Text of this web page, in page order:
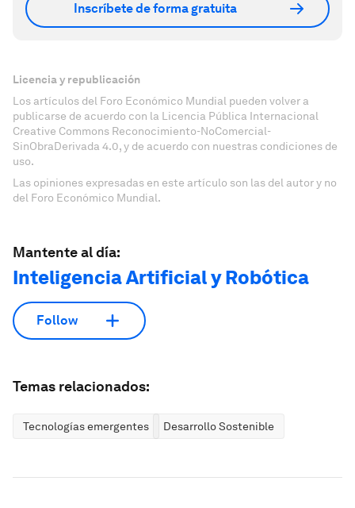
Inscríbete de forma gratuita
Licencia y republicación
Los artículos del Foro Económico Mundial pueden volver a
publicarse de acuerdo con la Licencia Pública Internacional
Creative Commons Reconocimiento-NoComercial-
SinObraDerivada 4.0, y de acuerdo con nuestras condiciones de
uso.
Las opiniones expresadas en este artículo son las del autor y no
del Foro Económico Mundial.
Mantente al día:
Inteligencia Artificial y Robótica
Follow
Temas relacionados:
Tecnologías emergentes Desarrollo Sostenible